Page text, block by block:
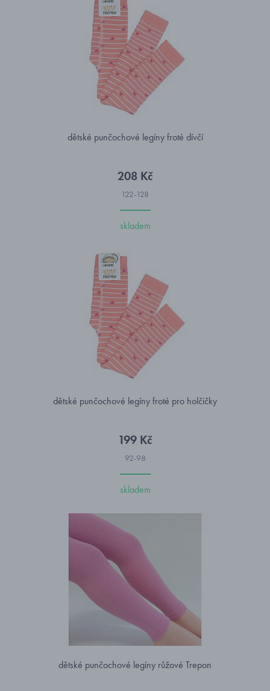
dětské punčochové legíny froté dívčí
208 Kč
122-128
skladem
dětské punčochové legíny froté pro holčičky
199 Kč
92-98
skladem
dětské punčochové legíny růžové Trepon